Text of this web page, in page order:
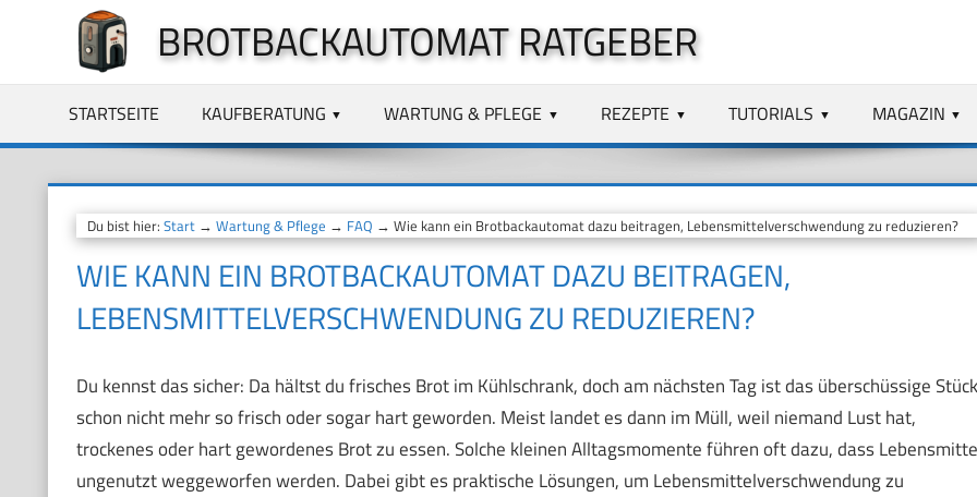
springen
BROTBACKAUTOMAT RATGEBER
STARTSEITE KAUFBERATUNG WARTUNG & PFLEGE REZEPTE TUTORIALS MAGAZIN
Du bist hier: Start→ Wartung & Pflege → FAQ → Wie kann ein Brotbackautomat dazu beitragen, Lebensmittelverschwendung zu reduzieren?
WIE KANN EIN BROTBACKAUTOMAT DAZU BEITRAGEN,
LEBENSMITTELVERSCHWENDUNG ZU REDUZIEREN?
Du kennst das sicher: Da hältst du frisches Brot im Kühlschrank, doch am nächsten Tag ist das überschüssige Stück
schon nicht mehr so frisch oder sogar hart geworden. Meist landet es dann im Müll, weil niemand Lust hat,
trockenes oder hart gewordenes Brot zu essen. Solche kleinen Alltagsmomente führen oft dazu, dass
ungenutzt weggeworfen werden. Dabei gibt es praktische Lösungen, um Lebensmittelverschwendung zu